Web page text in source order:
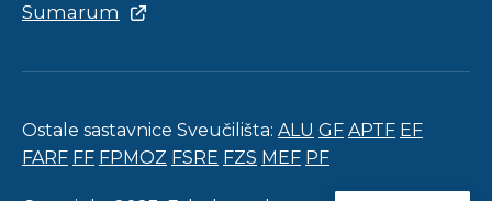
Sumarum
Ostale sastavnice Sveučilišta: ALU GF APTF EF
FARF FF FPMOZ FSRE FZS MEF PF